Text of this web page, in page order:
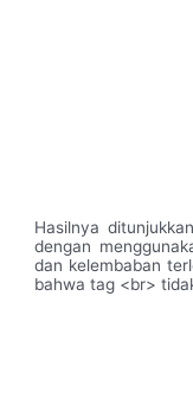
Hasilnya
dengan
dan kelembaban
bahwa tag <br>